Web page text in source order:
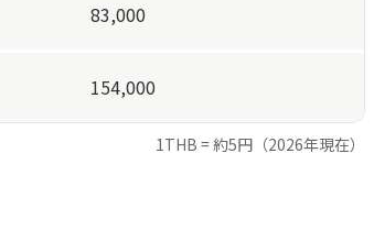
83,000
154,000
1THB = 約5円（2026年現在）